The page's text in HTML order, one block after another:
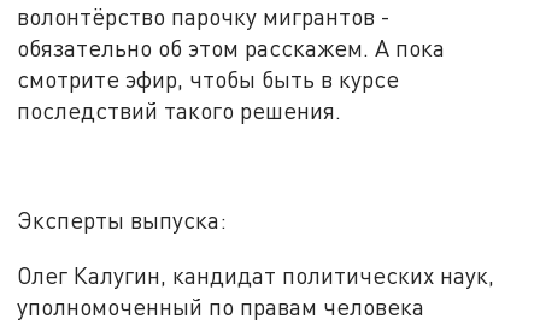
волонтёрство парочку мигрантов -
обязательно об этом расскажем. А пока
смотрите эфир, чтобы быть в курсе
последствий такого решения.
Эксперты выпуска:
Олег Калугин, кандидат политических наук,
уполномоченный по правам человека